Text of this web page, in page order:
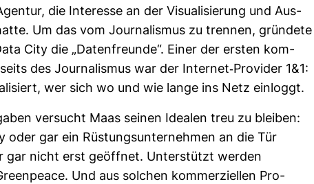
die Inter­esse an der Visua­li­sie­rung und Aus­
Um das vom Jour­na­lismus zu trennen, grün­dete
City die „Daten­freunde“. Einer der ersten kom­
des Jour­na­lismus war der Internet-​Pro­vider 1&1:
wer sich wo und wie lange ins Netz ein­loggt.
ver­sucht Maas seinen Idealen treu zu bleiben:
oder gar ein Rüs­tungs­un­ter­nehmen an die Tür
gar nicht erst geöffnet. Unter­stützt werden
Und aus sol­chen kom­mer­zi­ellen Pro­